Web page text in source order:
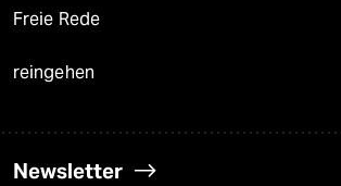
Freie Rede
reingehen
Newsletter